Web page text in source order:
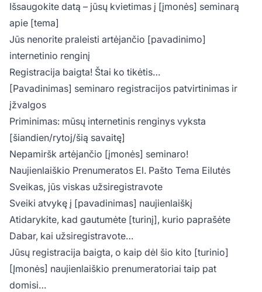
Išsaugokite datą – jūsų kvietimas į [įmonės] seminarą
apie [tema]
Jūs nenorite praleisti artėjančio [pavadinimo]
internetinio renginį
Registracija baigta! Štai ko tikėtis…
[Pavadinimas] seminaro registracijos patvirtinimas ir
įžvalgos
Priminimas: mūsų internetinis renginys vyksta
[šiandien/rytoj/šią savaitę]
Nepamiršk artėjančio [įmonės] seminaro!
Naujienlaiškio Prenumeratos El. Pašto Tema Eilutės
Sveikas, jūs viskas užsiregistravote
Sveiki atvykę į [pavadinimas] naujienlaiškį
Atidarykite, kad gautumėte [turinį], kurio paprašėte
Dabar, kai užsiregistravote…
Jūsų registracija baigta, o kaip dėl šio kito [turinio]
[Įmonės] naujienlaiškio prenumeratoriai taip pat
domisi…